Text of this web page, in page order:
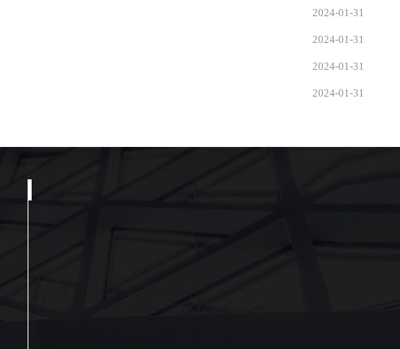
2024-01-31
2024-01-31
2024-01-31
2024-01-31